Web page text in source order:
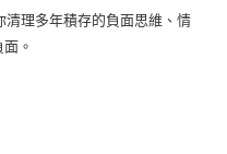
理多年積存的負面思維、情
。